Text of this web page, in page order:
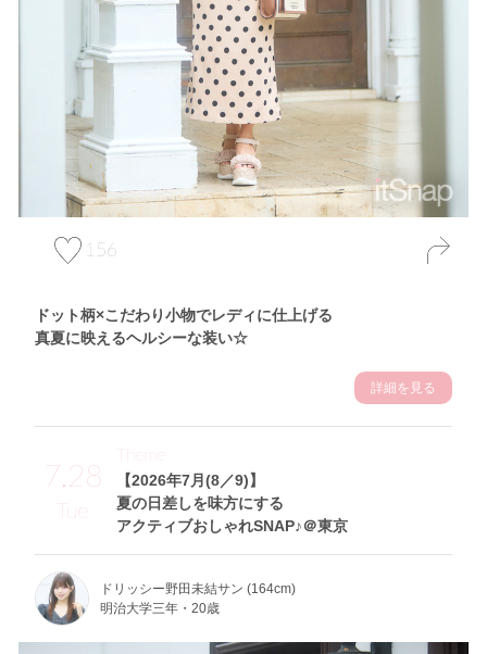
156
ドット柄×こだわり小物でレディに仕上げる
真夏に映えるヘルシーな装い☆
詳細を見る
7.28
Tue
【2026年7月(8／9)】
夏の日差しを味方にする
アクティブおしゃれSNAP♪＠東京
Theme
ドリッシー野田未結サン (164cm)
明治大学三年・20歳